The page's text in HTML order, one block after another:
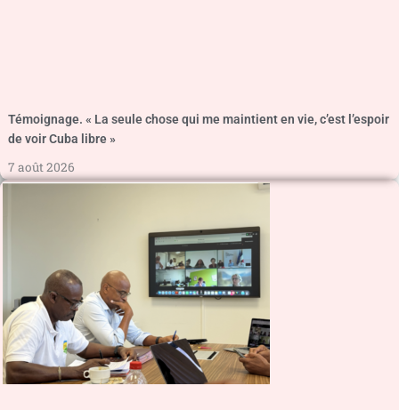
Témoignage. « La seule chose qui me maintient en vie, c’est l’espoir
de voir Cuba libre »
7 août 2026